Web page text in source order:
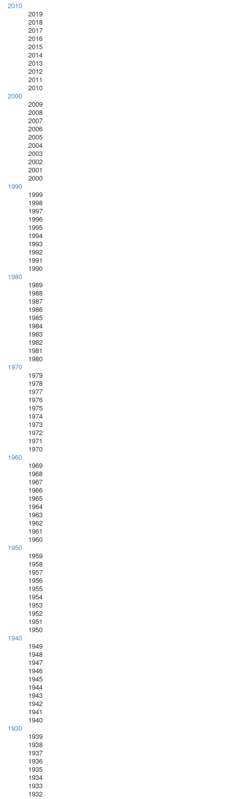
2010
2019
2018
2017
2016
2015
2014
2013
2012
2011
2010
2000
2009
2008
2007
2006
2005
2004
2003
2002
2001
2000
1990
1999
1998
1997
1996
1995
1994
1993
1992
1991
1990
1980
1989
1988
1987
1986
1985
1984
1983
1982
1981
1980
1970
1979
1978
1977
1976
1975
1974
1973
1972
1971
1970
1960
1969
1968
1967
1966
1965
1964
1963
1962
1961
1960
1950
1959
1958
1957
1956
1955
1954
1953
1952
1951
1950
1940
1949
1948
1947
1946
1945
1944
1943
1942
1941
1940
1930
1939
1938
1937
1936
1935
1934
1933
1932